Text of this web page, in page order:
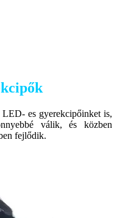
es gyerekcipőinket is,
válik, és közben
fejlődik.